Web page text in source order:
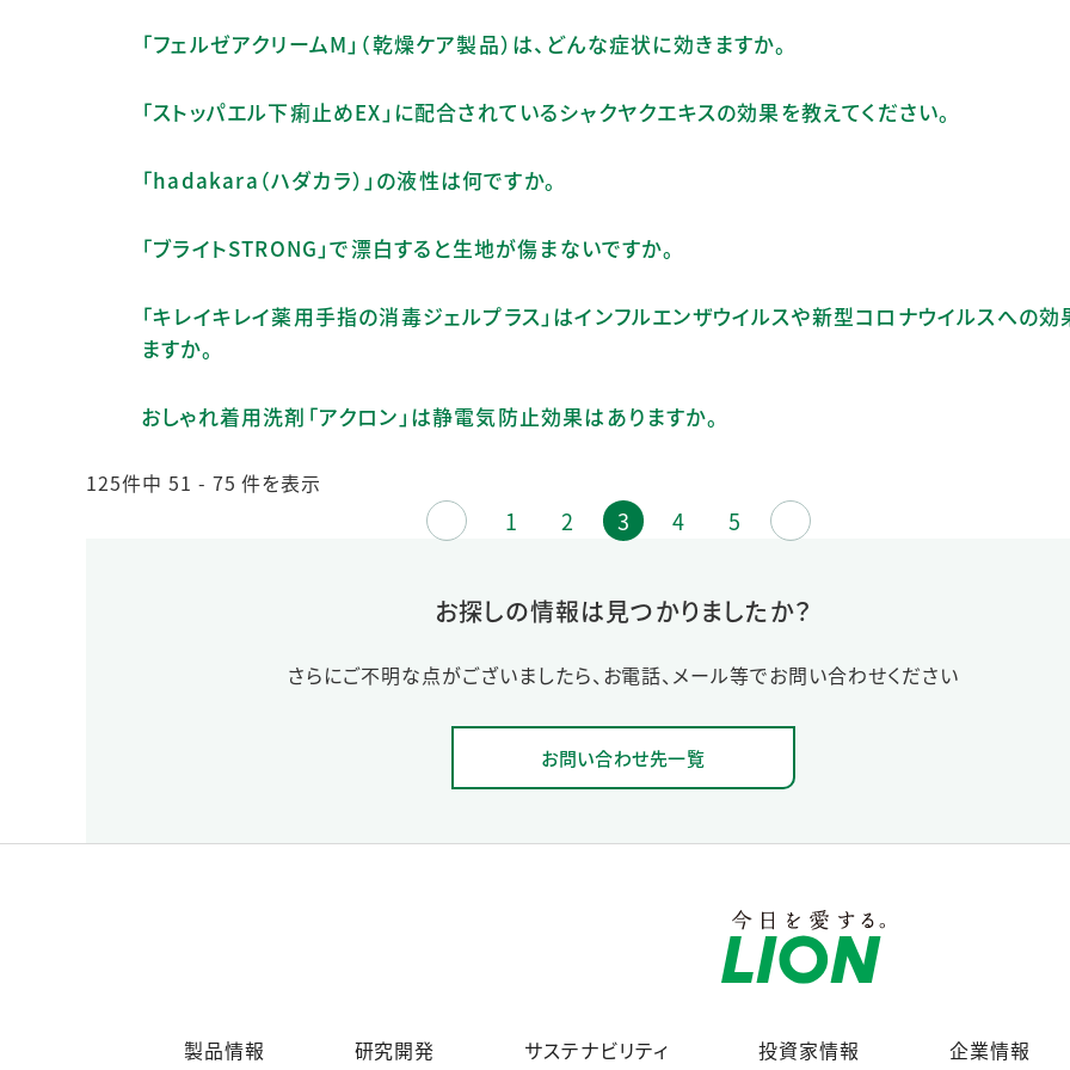
「フェルゼアクリームM」（乾燥ケア製品）は、どんな症状に効きますか。
「ストッパエル下痢止めEX」に配合されているシャクヤクエキスの効果を教えてください。
「hadakara（ハダカラ）」の液性は何ですか。
「ブライトSTRONG」で漂白すると生地が傷まないですか。
「キレイキレイ薬用手指の消毒ジェルプラス」はインフルエンザウイルスや新型コロナウイルスへの
ますか。
おしゃれ着用洗剤「アクロン」は静電気防止効果はありますか。
125件中 51 - 75 件を表示
≪ 1 2 3 4 5 ≫
お探しの情報は見つかりましたか？
さらにご不明な点がございましたら、お電話、メール等でお問い合わせください
お問い合わせ先一覧
製品情報 研究開発 サステナビリティ 投資家情報 企業情報